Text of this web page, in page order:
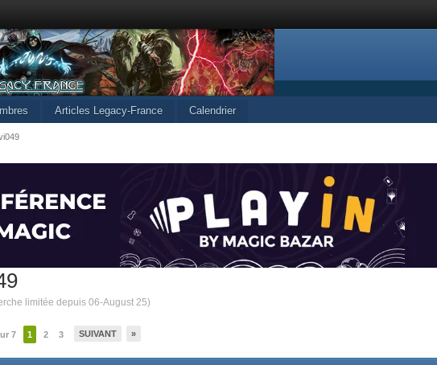
Articles Legacy-France Calendrier
limitée depuis 06-August 25)
7 1 2 3 SUIVANT »